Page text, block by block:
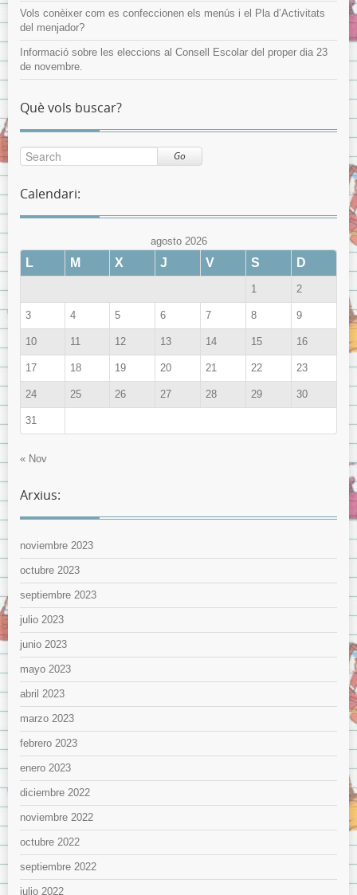
Vols conèixer com es confeccionen els menús i el Pla d’Activitats
del menjador?
Informació sobre les eleccions al Consell Escolar del proper dia 23
de novembre.
Què vols buscar?
Go
Calendari:
agosto 2026
L M X J V S D
1 2
3 4 5 6 7 8 9
10 11 12 13 14 15 16
17 18 19 20 21 22 23
24 25 26 27 28 29 30
31
« Nov
Arxius:
noviembre 2023
octubre 2023
septiembre 2023
julio 2023
junio 2023
mayo 2023
abril 2023
marzo 2023
febrero 2023
enero 2023
diciembre 2022
noviembre 2022
octubre 2022
septiembre 2022
julio 2022